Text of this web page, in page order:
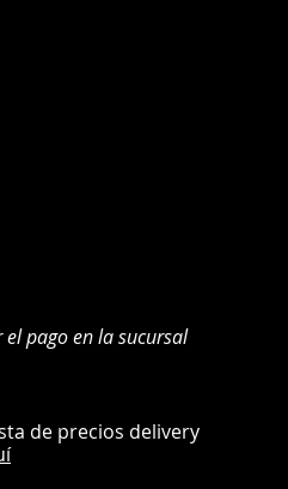
pago en la sucursal
lista de precios delivery